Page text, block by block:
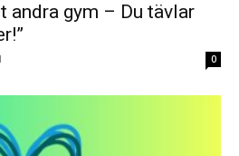
andra gym – Du tävlar
0